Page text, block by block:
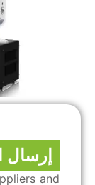
إرسال
and